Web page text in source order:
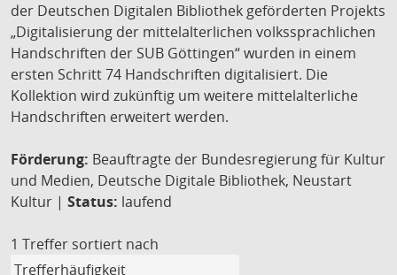
der Deutschen Digitalen Bibliothek geförderten Projekts
„Digitalisierung der mittelalterlichen volkssprachlichen
Handschriften der SUB Göttingen“ wurden in einem
ersten Schritt 74 Handschriften digitalisiert. Die
Kollektion wird zukünftig um weitere mittelalterliche
Handschriften erweitert werden.
Förderung: Beauftragte der Bundesregierung für Kultur
und Medien, Deutsche Digitale Bibliothek, Neustart
Kultur | Status: laufend
1 Treffer sortiert nach